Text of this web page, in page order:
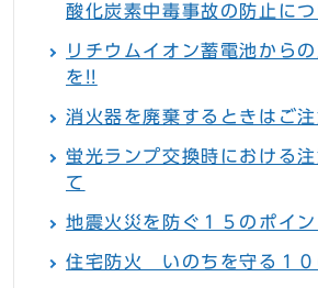
酸化炭素中毒事故の防止につ
リチウムイオン蓄電池から
を!!
消火器を廃棄するときはご注
蛍光ランプ交換時における
て
地震火災を防ぐ１５のポイン
住宅防火 いのちを守る１０